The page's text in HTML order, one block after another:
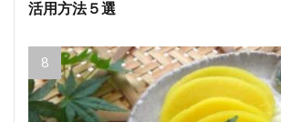
活用方法５選